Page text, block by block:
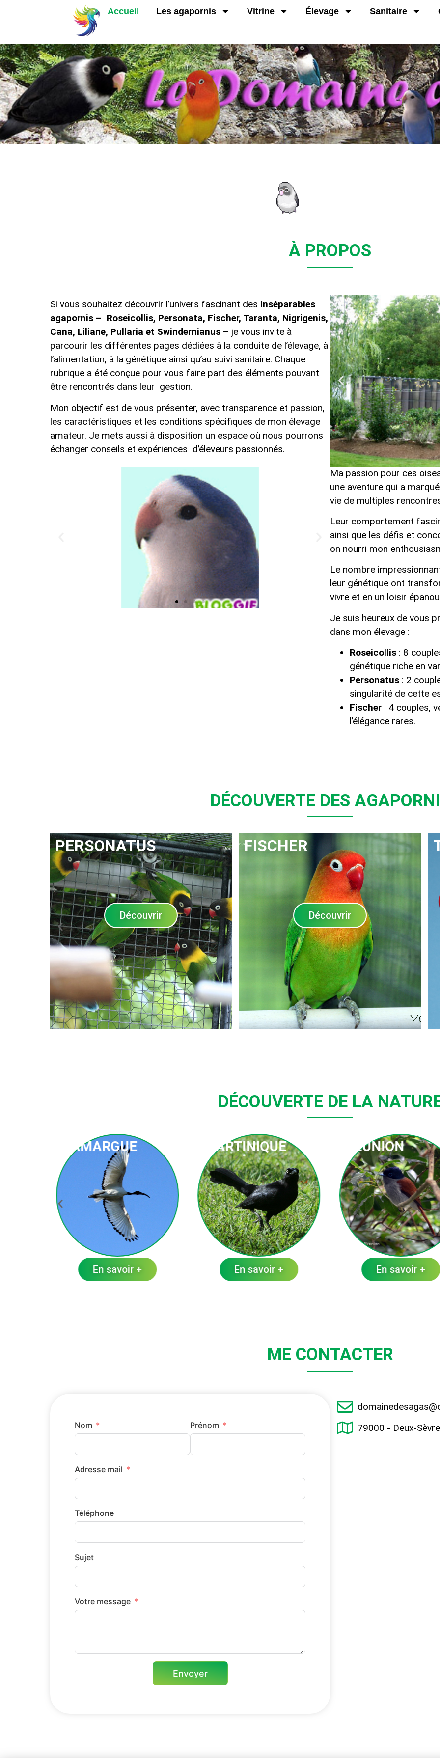
Accueil Les agapornis Vitrine Élevage Sanitaire
À PROPOS
Si vous souhaitez découvrir l’univers fascinant des inséparables
agapornis – Roseicollis, Personata, Fischer, Taranta, Nigrigenis,
Cana, Liliane, Pullaria et Swindernianus – je vous invite à
parcourir les différentes pages dédiées à la conduite de l’élevage, à
l’alimentation, à la génétique ainsi qu’au suivi sanitaire. Chaque
rubrique a été conçue pour vous faire part des éléments pouvant
être rencontrés dans leur gestion.
Mon objectif est de vous présenter, avec transparence et passion,
les caractéristiques et les conditions spécifiques de mon élevage
amateur. Je mets aussi à disposition un espace où nous pourrons
échanger conseils et expériences d’éleveurs passionnés.
Élevage
Découvrir Découvrir
Découvrir
Ma passion pour ces
une aventure qui a
vie de multiples
Leur comportement
ainsi que les défis et
on nourri mon
Le nombre
leur génétique ont
vivre et en un loisir
Je suis heureux de vous
dans mon élevage :
Roseicollis : 8
génétique riche en
Personatus : 2
singularité de cette
Fischer : 4 couples,
l’élégance rares.
DÉCOUVERTE DES
PERSONATUS
Découvrir
FISCHER
Découvrir
DÉCOUVERTE DE LA
CAMARGUE
En savoir +
MARTINIQUE
En savoir +
RÉUNION
En savoir +
ME CONTACTER
Nom Prénom
Adresse mail
Téléphone
Sujet
Votre message
Envoyer
79000 - Deux-